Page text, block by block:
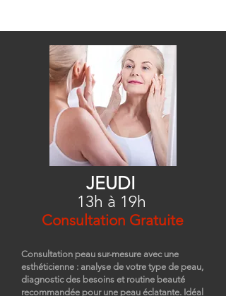
JEUDI
Consultation Gratuite
13h à 19h
Consultation peau sur-mesure avec une
esthéticienne : analyse de votre type de peau,
diagnostic des besoins et routine beauté
recommandée pour une peau éclatante. Idéal